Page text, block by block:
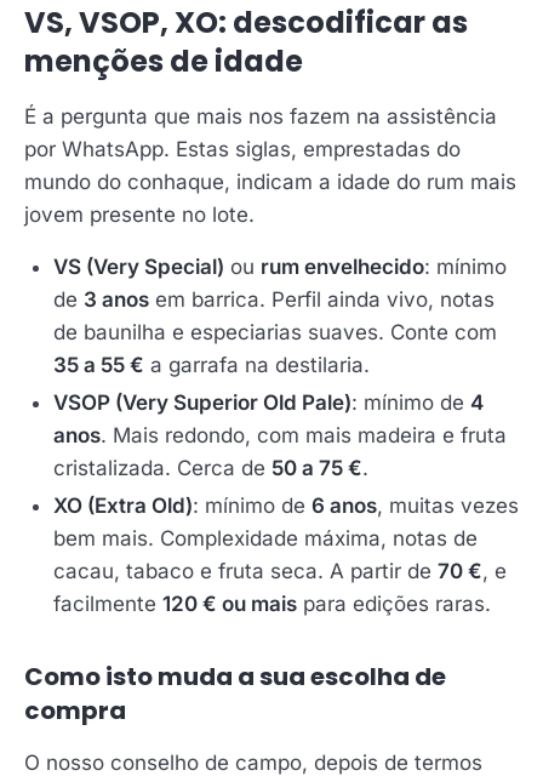
VS, VSOP, XO: descodificar as
menções de idade
É a pergunta que mais nos fazem na assistência
por WhatsApp. Estas siglas, emprestadas do
mundo do conhaque, indicam a idade do rum mais
jovem presente no lote.
VS (Very Special) ou rum envelhecido: mínimo
de 3 anos em barrica. Perfil ainda vivo, notas
de baunilha e especiarias suaves. Conte com
35 a 55 € a garrafa na destilaria.
VSOP (Very Superior Old Pale): mínimo de 4
anos. Mais redondo, com mais madeira e fruta
cristalizada. Cerca de 50 a 75 €.
XO (Extra Old): mínimo de 6 anos, muitas vezes
bem mais. Complexidade máxima, notas de
cacau, tabaco e fruta seca. A partir de 70 €, e
facilmente 120 € ou mais para edições raras.
Como isto muda a sua escolha de
compra
O nosso conselho de campo, depois de termos